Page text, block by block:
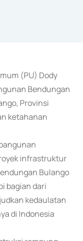
(PU) Dody
Bendungan
Provinsi
ketahanan
infrastruktur
Bulango
bagian dari
kedaulatan
di Indonesia